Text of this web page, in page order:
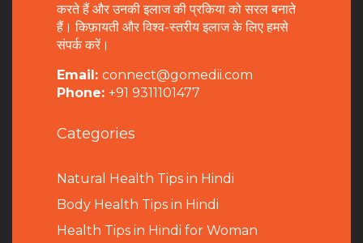
करते हैं और उनकी इलाज की प्रकिया को सरल बनाते
हैं। किफ़ायती और विश्व-स्तरीय इलाज के लिए हमसे
संपर्क करें।
Email: connect@gomedii.com
Phone: +91 9311101477
Categories
Natural Health Tips in Hindi
Body Health Tips in Hindi
Health Tips in Hindi for Woman